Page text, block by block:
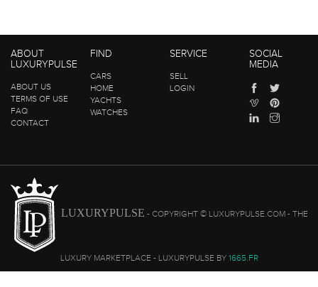
ABOUT
LUXURYPULSE
ABOUT US
TERMS OF USE
FAQ
CONTACT
FIND
CARS
HOME
YACHTS
WATCHES
SERVICE
SELL
LOGIN
SOCIAL
MEDIA
LUXURYPULSE - COPYRIGHT © LUXURYPULSE.COM - THE
LUXURY MARKETPLACE - LUXURYPULSE BY 1665.FR